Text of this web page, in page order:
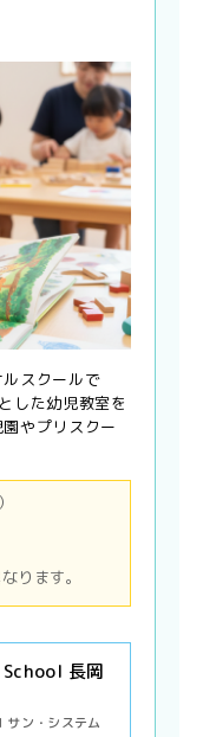
スクールで
した幼児教室を
やプリスクー
ります。
長岡
ン・システム